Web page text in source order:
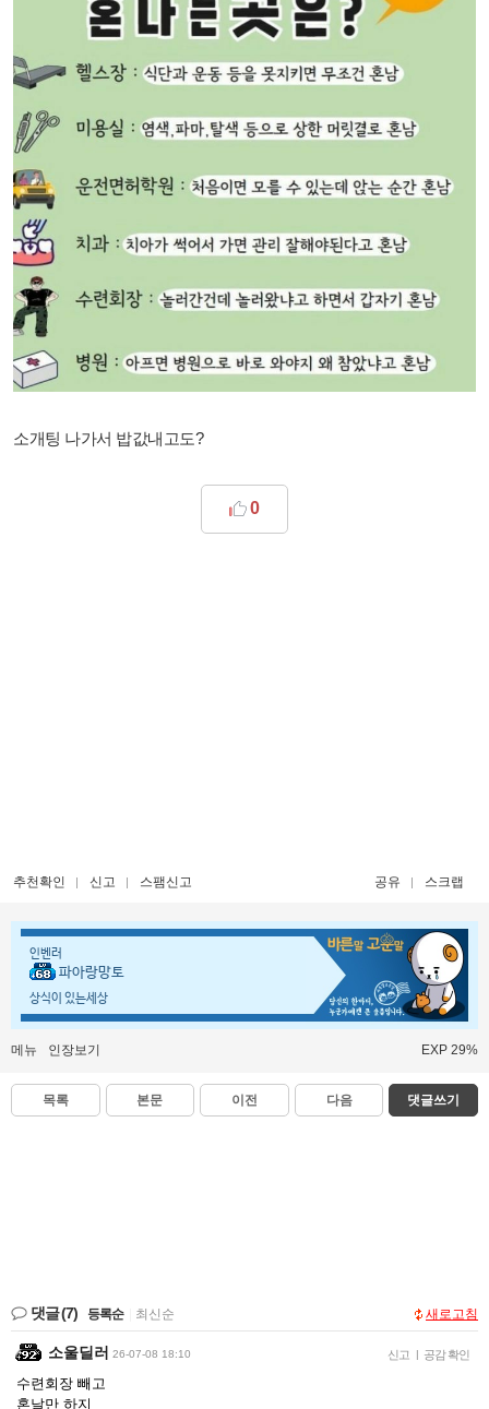
소개팅 나가서 밥값내고도?
0
추천확인 신고 스팸신고 공유 스크랩
인벤러
파아랑망토
상식이 있는세상
메뉴 인장보기 EXP 29%
목록 본문 이전 다음 댓글쓰기
댓글(7) 등록순 최신순 새로고침
소울딜러 26-07-08 18:10 신고 | 공감 확인
수련회장 빼고
혼날만 하지